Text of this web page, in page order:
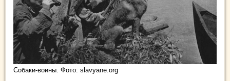
Собаки-воины. Фото: slavyane.org